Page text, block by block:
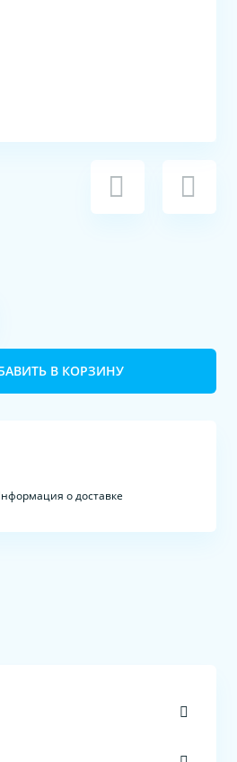
В КОРЗИНУ
о доставке